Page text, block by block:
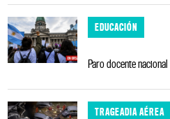
EDUCACIÓN
Paro docente
TRAGEADIA AÉREA